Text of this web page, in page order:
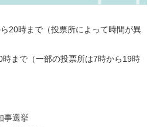
20時まで（投票所によって時間が異
で（一部の投票所は7時から19時
選挙